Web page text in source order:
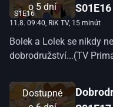
o 5 dní
S1E16
S01E16
11.8. 09:40, RiK TV, 15 minút
Bolek a Lolek se nikdy
dobrodružství...(TV
Dostupné